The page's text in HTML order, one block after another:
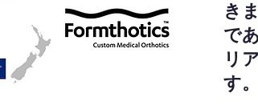
き
で
リ
す。